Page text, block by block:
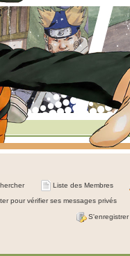
Liste des Membres
pour vérifier ses messages privés
S'enregistrer